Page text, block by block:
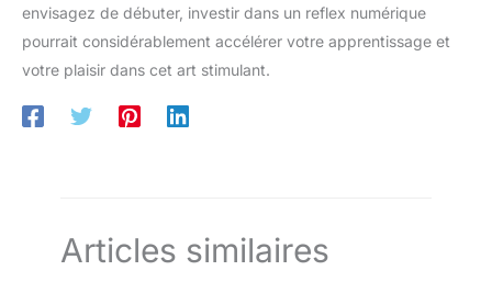
envisagez de débuter, investir dans un reflex numérique
pourrait considérablement accélérer votre apprentissage et
votre plaisir dans cet art stimulant.
Articles similaires